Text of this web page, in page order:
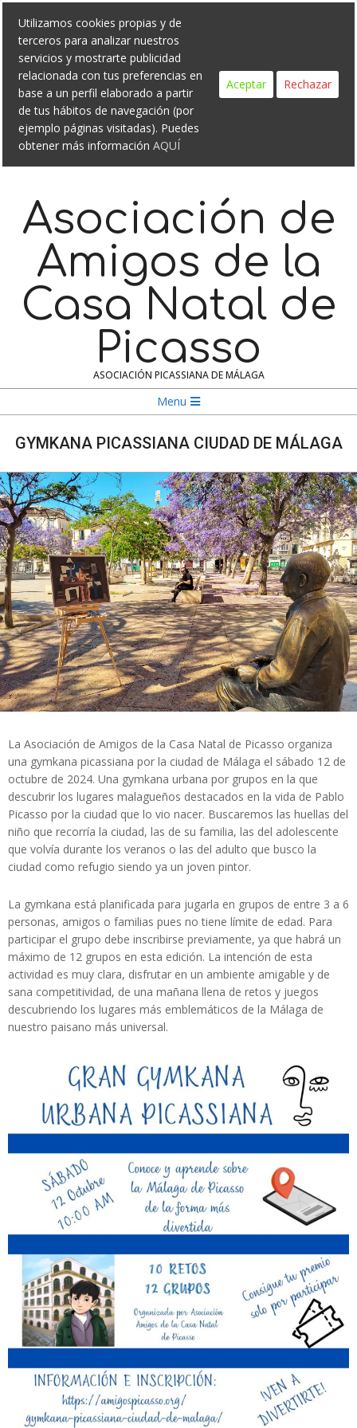
Skip
content
Search
Asociación de
Amigos de la
Casa Natal de
Picasso
ASOCIACIÓN PICASSIANA DE MÁLAGA
Menu
Menu
GYMKANA PICASSIANA CIUDAD DE MÁLAGA
La Asociación de Amigos de la Casa Natal de Picasso organiza
una gymkana picassiana por la ciudad de Málaga el sábado 12 de
octubre de 2024. Una gymkana urbana por grupos en la que
descubrir los lugares malagueños destacados en la vida de Pablo
Picasso por la ciudad que lo vio nacer. Buscaremos las huellas del
niño que recorría la ciudad, las de su familia, las del adolescente
que volvía durante los veranos o las del adulto que busco la
ciudad como refugio siendo ya un joven pintor.
La gymkana está planificada para jugarla en grupos de entre 3 a 6
personas, amigos o familias pues no tiene límite de edad. Para
participar el grupo debe inscribirse previamente, ya que habrá un
máximo de 12 grupos en esta edición. La intención de esta
actividad es muy clara, disfrutar en un ambiente amigable y de
sana competitividad, de una mañana llena de retos y juegos
descubriendo los lugares más emblemáticos de la Málaga de
nuestro paisano más universal.
Utilizamos cookies propias y de
terceros para analizar nuestros
servicios y mostrarte publicidad
relacionada con tus preferencias en
base a un perfil elaborado a partir
de tus hábitos de navegación (por
ejemplo páginas visitadas). Puedes
obtener más información AQUÍ
Aceptar Rechazar